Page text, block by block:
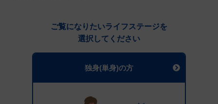
ご覧になりたいライフステージを
選択してください
独身(単身)の方